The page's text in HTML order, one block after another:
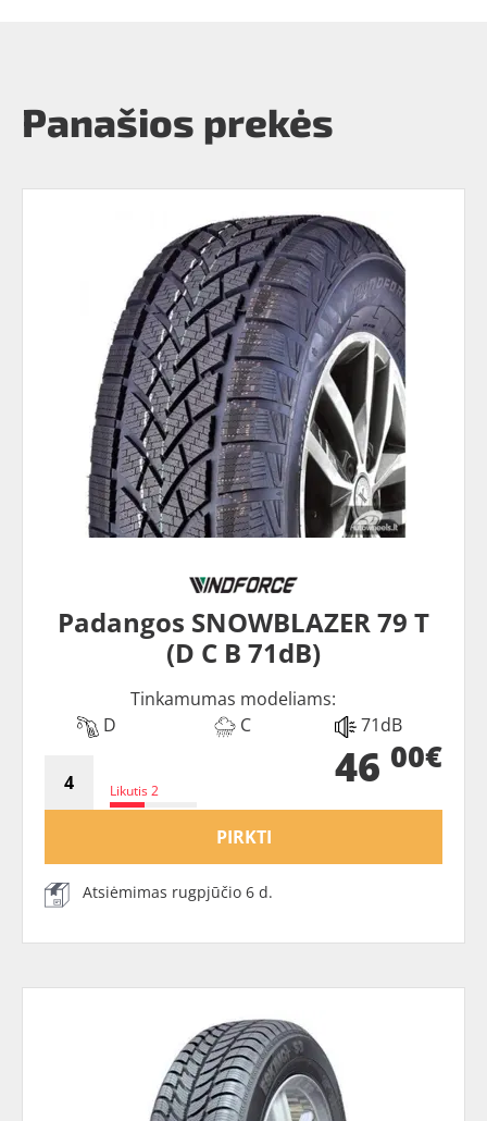
Panašios prekės
Padangos SNOWBLAZER 79 T
(D C B 71dB)
Tinkamumas modeliams:
D
C 71dB
Likutis 2 46 00€
PIRKTI
Atsiėmimas rugpjūčio 6 d.